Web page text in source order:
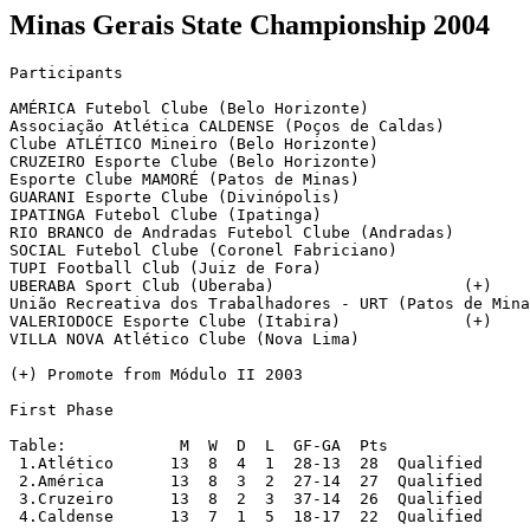
Minas Gerais State Championship 2004
Participants
AMÉRICA Futebol Clube (Belo Horizonte)
Associação Atlética CALDENSE (Poços de Caldas)
Clube ATLÉTICO Mineiro (Belo Horizonte)
CRUZEIRO Esporte Clube (Belo Horizonte)
Esporte Clube MAMORÉ (Patos de Minas)
GUARANI Esporte Clube (Divinópolis)
IPATINGA Futebol Clube (Ipatinga)
RIO BRANCO de Andradas Futebol Clube (Andradas)
SOCIAL Futebol Clube (Coronel Fabriciano)
TUPI Football Club (Juiz de Fora)
UBERABA Sport Club (Uberaba)			(+)
União Recreativa dos Trabalhadores - URT (Patos de
VALERIODOCE Esporte Clube (Itabira)		(+)
VILLA NOVA Atlético Clube (Nova Lima)
(+) Promote from Módulo II 2003
First Phase
Table:		  M  W  D  L  GF-GA  Pts
1.Atlético      13  8  4  1  28-13  28  Qualified
2.América       13  8  3  2  27-14  27  Qualified
3.Cruzeiro      13  8  2  3  37-14  26  Qualified
4.Caldense      13  7  1  5  18-17  22  Qualified